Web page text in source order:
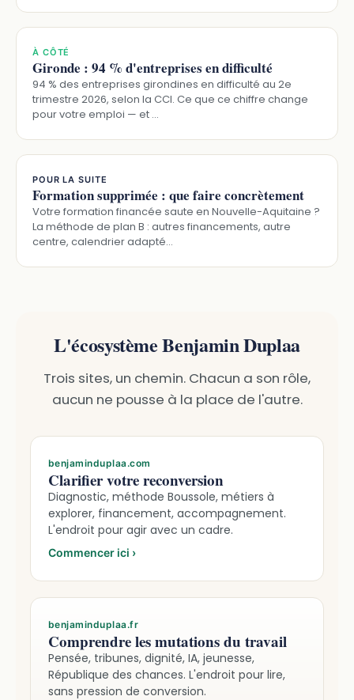
À CÔTÉ
Gironde : 94 % d'entreprises en difficulté
94 % des entreprises girondines en difficulté au 2e
trimestre 2026, selon la CCI. Ce que ce chiffre change
pour votre emploi — et …
POUR LA SUITE
Formation supprimée : que faire concrètement
Votre formation financée saute en Nouvelle-Aquitaine ?
La méthode de plan B : autres financements, autre
centre, calendrier adapté…
L'écosystème Benjamin Duplaa
Trois sites, un chemin. Chacun a son rôle,
aucun ne pousse à la place de l'autre.
benjaminduplaa.com
Clarifier votre reconversion
Diagnostic, méthode Boussole, métiers à
explorer, financement, accompagnement.
L'endroit pour agir avec un cadre.
Commencer ici ›
benjaminduplaa.fr
Comprendre les mutations du travail
Pensée, tribunes, dignité, IA, jeunesse,
République des chances. L'endroit pour lire,
sans pression de conversion.